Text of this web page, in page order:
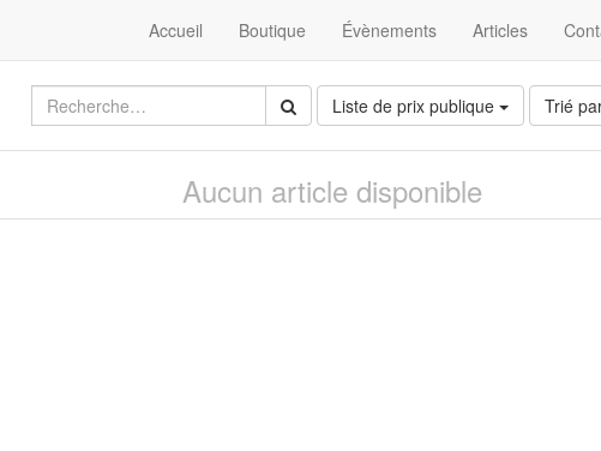
Accueil Boutique Évènements Articles
Liste de prix publique Trié
Aucun article disponible